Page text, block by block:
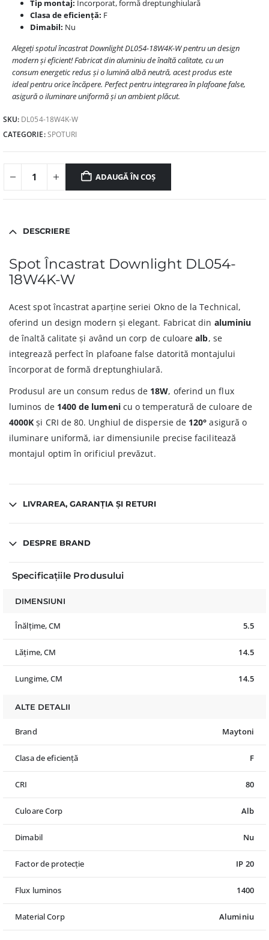
Tip montaj: Încorporat, formă dreptunghiulară
Clasa de eficiență: F
Dimabil: Nu
Alegeți spotul încastrat Downlight DL054-18W4K-W pentru un design
modern și eficient! Fabricat din aluminiu de înaltă calitate, cu un
consum energetic redus și o lumină albă neutră, acest produs este
ideal pentru orice încăpere. Perfect pentru integrarea în plafoane false,
asigură o iluminare uniformă și un ambient plăcut.
SKU: DL054-18W4K-W
CATEGORIE:SPOTURI
ADAUGĂ ÎN COȘ
DESCRIERE
Spot Încastrat Downlight DL054-
18W4K-W
Acest spot încastrat aparține seriei Okno de la Technical,
oferind un design modern și elegant. Fabricat din aluminiu
de înaltă calitate și având un corp de culoarealb, se
integrează perfect în plafoane false datorită montajului
încorporat de formă dreptunghiulară.
Produsul are un consum redus de 18W, oferind un flux
luminos de 1400 de lumenicu o temperatură de culoare de
4000K și CRI de 80. Unghiul de dispersie de 120° asigură o
iluminare uniformă, iar dimensiunile precise facilitează
montajul optim în orificiul prevăzut.
LIVRAREA, GARANȚIA ȘI RETURI
DESPRE BRAND
Specificațiile Produsului
DIMENSIUNI
Înălțime, CM 5.5
Lățime, CM 14.5
Lungime, CM 14.5
ALTE DETALII
Brand Maytoni
Clasa de eficiență F
CRI 80
Culoare Corp Alb
Dimabil Nu
Factor de protecție IP 20
Flux luminos 1400
Material Corp Aluminiu